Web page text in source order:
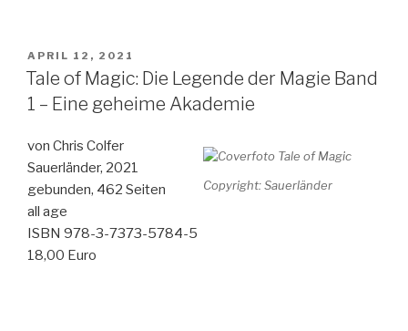
Band
3-
Eine
Warnung“
VERÖFFENTLICHT
AM
APRIL 12, 2021
Tale of Magic: Die Legende der Magie Band
1 – Eine geheime Akademie
Copyright: Sauerländer
von Chris Colfer
Sauerländer, 2021
gebunden, 462 Seiten
all age
ISBN 978-3-7373-5784-5
18,00 Euro